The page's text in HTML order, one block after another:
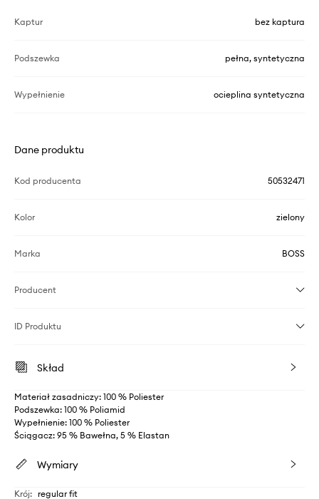
Kaptur bez kaptura
Podszewka pełna, syntetyczna
Wypełnienie ocieplina syntetyczna
Dane produktu
Kod producenta 50532471
Kolor zielony
Marka BOSS
Producent
ID Produktu
Skład
Materiał zasadniczy: 100 % Poliester
Podszewka: 100 % Poliamid
Wypełnienie: 100 % Poliester
Ściągacz: 95 % Bawełna, 5 % Elastan
Wymiary
Krój: regular fit